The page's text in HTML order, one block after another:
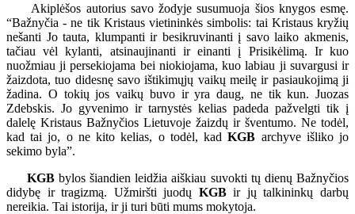
Akiplėšos autorius savo žodyje susumuoja šios knygos esmę.
“Bažnyčia - ne tik Kristaus vietininkės simbolis: tai Kristaus kryžių
nešanti Jo tauta, klumpanti ir besikruvinanti į savo laiko akmenis,
tačiau vėl kylanti, atsinaujinanti ir einanti į Prisikėlimą. Ir kuo
nuožmiau ji persekiojama bei niokiojama, kuo labiau ji suvargusi ir
žaizdota, tuo didesnę savo ištikimųjų vaikų meilę ir pasiaukojimą ji
žadina. O tokių jos vaikų buvo ir yra daug, ne tik kun. Juozas
Zdebskis. Jo gyvenimo ir tarnystės kelias padeda pažvelgti tik į
dalelę Kristaus Bažnyčios Lietuvoje žaizdų ir šventumo. Ne todėl,
kad tai jo, o ne kito kelias, o todėl, kadKGB archyve išliko jo
sekimo byla”.
KGB bylos šiandien leidžia aiškiau suvokti tų dienų Bažnyčios
didybę ir tragizmą. Užmiršti juodų KGBir jų talkininkų darbų
nereikia. Tai istorija, ir ji turi būti mums mokytoja.